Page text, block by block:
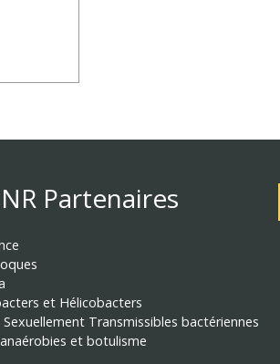
Partenaires
et Hélicobacters
Transmissibles bactériennes
et botulisme